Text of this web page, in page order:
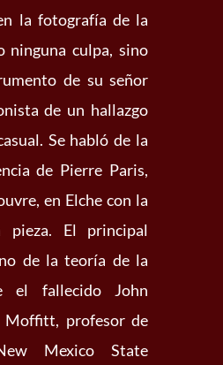
la fotografía de la
ninguna culpa, sino
de su señor
de un hallazgo
Se habló de la
de Pierre Paris,
en Elche con la
pieza. El principal
de la teoría de la
el fallecido John
profesor de
Mexico State